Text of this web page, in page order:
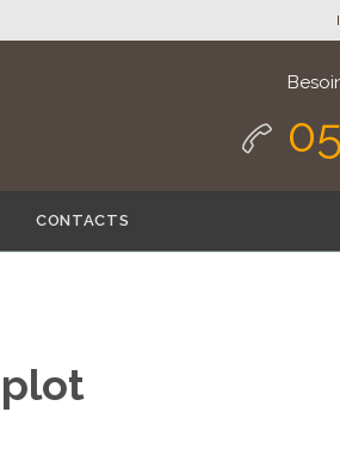

CONTACTS
plot